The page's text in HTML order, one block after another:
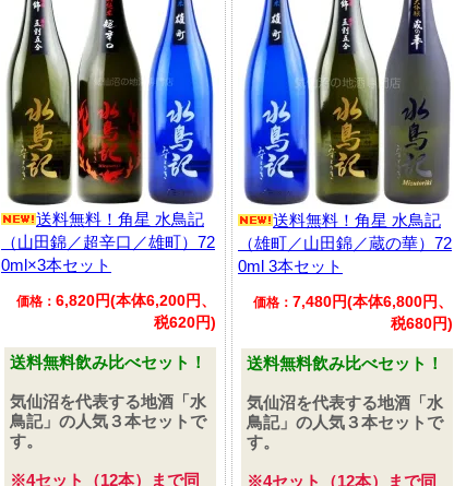
送料無料！角星 水鳥記
（山田錦／超辛口／雄町）72
0ml×3本セット
価格： 6,820円(本体6,200円、
税620円)
送料無料飲み比べセット！
気仙沼を代表する地酒「水
鳥記」の人気３本セットで
す。
※4セット（12本）まで同
送料無料！角星 水鳥記
（雄町／山田錦／蔵の華）72
0ml 3本セット
価格： 7,480円(本体6,800円、
税680円)
送料無料飲み比べセット！
気仙沼を代表する地酒「水
鳥記」の人気３本セットで
す。
※4セット（12本）まで同